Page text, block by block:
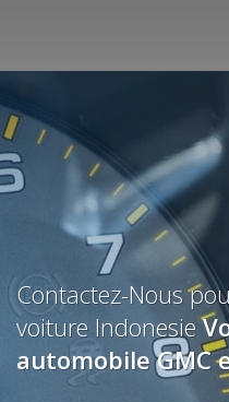
Contactez-Nous
voiture Indonesie
automobile GMC